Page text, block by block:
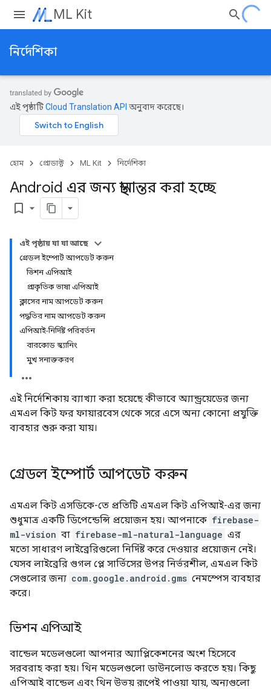
ML Kit
নির্দেশিকা
এই পৃষ্ঠাটিCloud Translation API অনুবাদ করেছে।
হোম প্রোডাক্ট ML Kit নির্দেশিকা
Android এর জন্য স্থানান্তর করা হচ্ছে
bookmark_border
এই পৃষ্ঠায় যা যা আছে
গ্রেডল ইম্পোর্ট আপডেট করুন
ভিশন এপিআই
প্রাকৃতিক ভাষা এপিআই
ক্লাসের নাম আপডেট করুন
পদ্ধতির নাম আপডেট করুন
এপিআই-নির্দিষ্ট পরিবর্তন
বারকোড স্ক্যানিং
মুখ সনাক্তকরণ
এই নির্দেশিকায় ব্যাখ্যা করা হয়েছে কীভাবে অ্যান্ড্রয়েডের জন্য
এমএল কিট ফর ফায়ারবেস থেকে সরে এসে অন্য কোনো প্রযুক্তি
ব্যবহার শুরু করা যায়।
গ্রেডল ইম্পোর্ট আপডেট করুন
এমএল কিট এসডিকে-তে প্রতিটি এমএল কিট এপিআই-এর জন্য
শুধুমাত্র একটি ডিপেন্ডেন্সি প্রয়োজন হয়। আপনাকে firebase-
ml-vision বা firebase-ml-natural-language এর
মতো সাধারণ লাইব্রেরিগুলো নির্দিষ্ট করে দেওয়ার প্রয়োজন নেই।
যেসব লাইব্রেরি গুগল প্লে সার্ভিসের উপর নির্ভরশীল, এমএল কিট
সেগুলোর জন্য com.google.android.gms নেমস্পেস ব্যবহার
করে।
ভিশন এপিআই
বান্ডেল মডেলগুলো আপনার অ্যাপ্লিকেশনের অংশ হিসেবে
সরবরাহ করা হয়। থিন মডেলগুলো ডাউনলোড করতে হয়। কিছু
এপিআই বান্ডেল এবং থিন উভয় রূপেই পাওয়া যায়, অন্যগুলো